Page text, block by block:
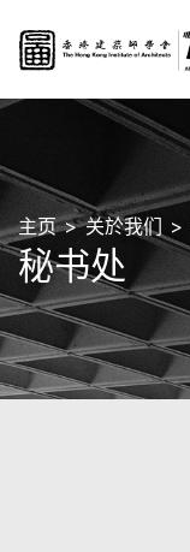
主页 关於我们
秘书处